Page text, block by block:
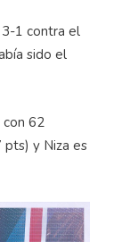
1 contra el
sido el
con 62
y Niza es